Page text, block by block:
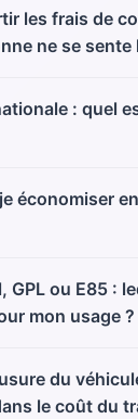
les frais de
ne se sente
: quel
économiser
GPL ou E85 :
mon usage ?
du
le coût du